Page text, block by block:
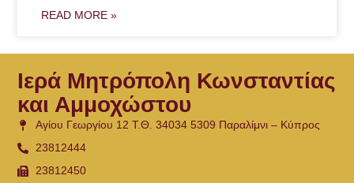
READ MORE »
Ιερά Μητρόπολη Κωνσταντίας
και Αμμοχώστου
Αγίου Γεωργίου 12 Τ.Θ. 34034 5309 Παραλίμνι – Κύπρος
23812444
23812450